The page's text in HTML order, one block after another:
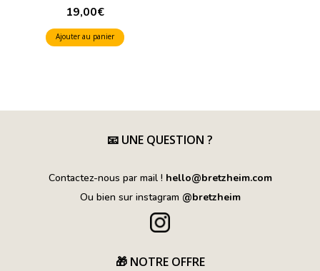
19,00€
Ajouter au panier
📧 UNE QUESTION ?
Contactez-nous par mail ! hello@bretzheim.com
Ou bien sur instagram @bretzheim
🎁 NOTRE OFFRE